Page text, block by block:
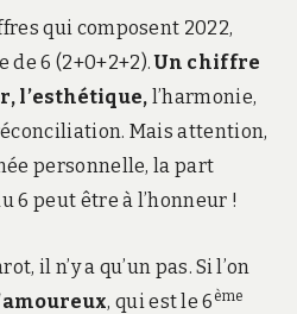
qui composent 2022,
de 6 (2+0+2+2).Un chiffre
l’esthétique, l’harmonie,
Mais attention,
personnelle, la part
6 peut être à l’honneur !
il n’y a qu’un pas. Si l’on
, qui est le 6 ème